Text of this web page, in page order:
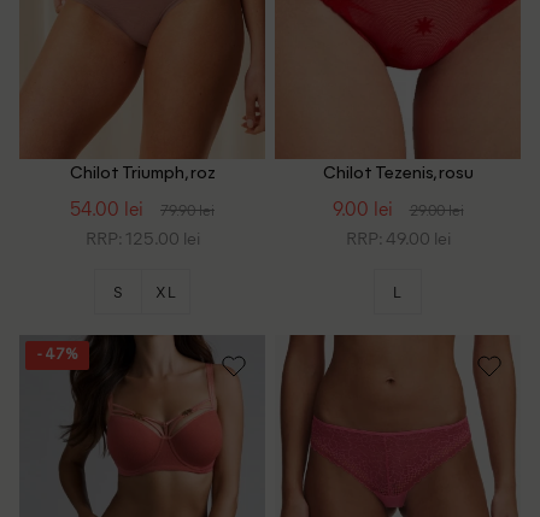
Chilot Triumph, roz
54.00 lei 79.90 lei
RRP: 125.00 lei
S XL
Chilot Tezenis, rosu
9.00 lei 29.00 lei
RRP: 49.00 lei
L
- 47%